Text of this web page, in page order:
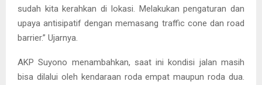
sudah kita kerahkan di lokasi. Melakukan pengaturan dan
upaya antisipatif dengan memasang traffic cone dan road
barrier.” Ujarnya.
AKP Suyono menambahkan, saat ini kondisi jalan masih
bisa dilalui oleh kendaraan roda empat maupun roda dua.